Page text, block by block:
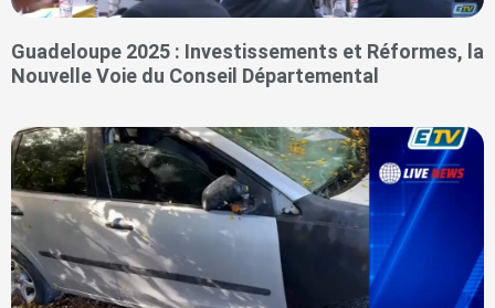
Guadeloupe 2025 : Investissements et Réformes, la
Nouvelle Voie du Conseil Départemental